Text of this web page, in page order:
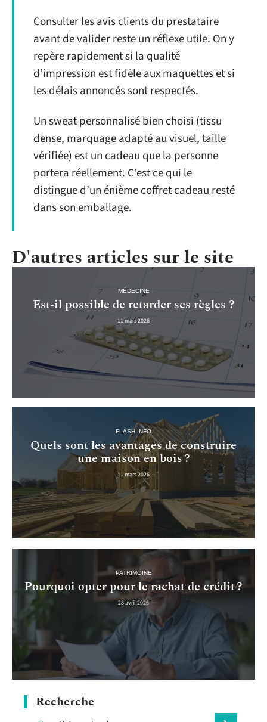
Consulter les avis clients du prestataire
avant de valider reste un réflexe utile. On y
repère rapidement si la qualité
d’impression est fidèle aux maquettes et si
les délais annoncés sont respectés.
Un sweat personnalisé bien choisi (tissu
dense, marquage adapté au visuel, taille
vérifiée) est un cadeau que la personne
portera réellement. C’est ce qui le
distingue d’un énième coffret cadeau resté
dans son emballage.
D'autres articles sur le site
MÉDECINE
Est-il possible de retarder ses règles ?
11 mars 2026
FLASH INFO
Quels sont les avantages de construire
une maison en bois ?
11 mars 2026
PATRIMOINE
Pourquoi opter pour le rachat de crédit ?
28 avril 2026
Recherche